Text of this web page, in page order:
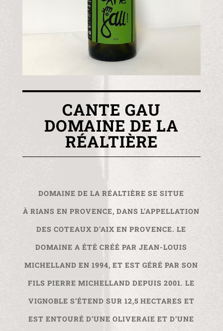
CANTE GAU
DOMAINE DE LA
RÉALTIÈRE
DOMAINE DE LA RÉALTIÈRE SE SITUE
ÀRIANS ENPROVENCE, DANS L’APPELLATION
DESCOTEAUX D’AIX EN PROVENCE. LE
DOMAINE A ÉTÉ CRÉÉ PAR JEAN-LOUIS
MICHELLAND EN 1994, ET EST GÉRÉ PAR SON
FILSPIERRE MICHELLAND DEPUIS 2001. LE
VIGNOBLE S’ÉTEND SUR 12,5 HECTARES ET
EST ENTOURÉ D’UNE OLIVERAIE ET D’UNE